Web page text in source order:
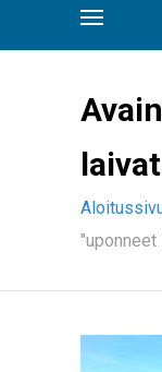
laivat
"uponneet